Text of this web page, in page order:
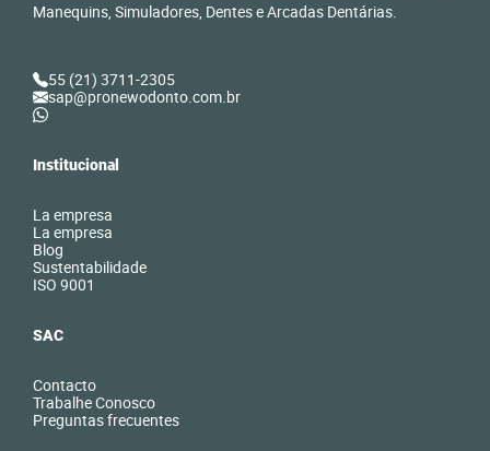
Manequins, Simuladores, Dentes e Arcadas Dentárias.
55 (21) 3711-2305
sap@pronewodonto.com.br
Institucional
La empresa
La empresa
Blog
Sustentabilidade
ISO 9001
SAC
Contacto
Trabalhe Conosco
Preguntas frecuentes